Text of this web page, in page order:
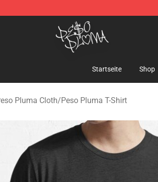
Store - Official Peso Pluma Merchandise Shop
Startseite Shop
Pluma Cloth/Peso Pluma T-Shirt